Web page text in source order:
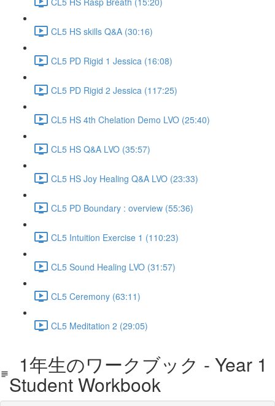
CL5 HS skills Q&A (30:16)
CL5 PD Rigid 1 Jessica (16:08)
CL5 PD Rigid 2 Jessica (117:25)
CL5 HS 4th Chelation Demo LVO (25:40)
CL5 HS Q&A LVO (35:57)
CL5 HS Joy Healing Q&A LVO (23:33)
CL5 PD Boundary : overview (55:36)
CL5 Intuition Exercise 1 (110:23)
CL5 Sound Healing LVO (31:57)
CL5 Ceremony (63:11)
CL5 Meditation 2 (29:05)
1年生のワークブック - Year 1
Student Workbook